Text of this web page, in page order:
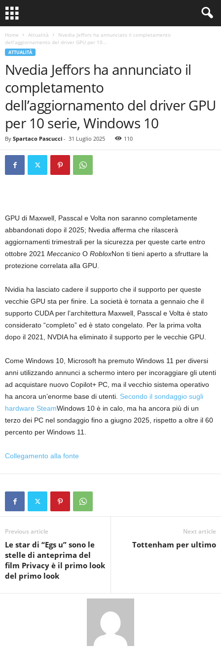
Home Attualità
Nvedia Jeffors ha annunciato il completamento
dell’aggiornamento del driver GPU per 10...
ATTUALITÀ
Nvedia Jeffors ha annunciato il
completamento
dell’aggiornamento del driver GPU
per 10 serie, Windows 10
By Spartaco Pascucci - 31 Luglio 2025 110
GPU di Maxwell, Passcal e Volta non saranno completamente
abbandonati dopo il 2025; Nvedia afferma che rilascerà
aggiornamenti trimestrali per la sicurezza per queste carte entro
ottobre 2021 Meccanico O RobloxNon ti tieni aperto a sfruttare la
protezione correlata alla GPU.
Nvidia ha lasciato cadere il supporto che il supporto per queste
vecchie GPU sta per finire. La società è tornata a gennaio che il
supporto CUDA per l’architettura Maxwell, Passcal e Volta è stato
considerato “completo” ed è stato congelato. Per la prima volta
dopo il 2021, NVDIA ha eliminato il supporto per le vecchie GPU.
Come Windows 10, Microsoft ha premuto Windows 11 per diversi
anni utilizzando annunci a schermo intero per incoraggiare gli utenti
ad acquistare nuovo Copilot+ PC, ma il vecchio sistema operativo
ha ancora un’enorme base di utenti. Secondo il sondaggio sugli
hardware SteamWindows 10 è in calo, ma ha ancora più di un
terzo dei PC nel sondaggio fino a giugno 2025, rispetto a oltre il 60
percento per Windows 11.
Collegamento alla fonte
Previous article
Le star di “Egs u” sono le
stelle di anteprima del
film Privacy è il primo look
del primo look
Next article
Tottenham per ultimo